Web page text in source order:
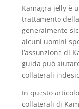
Kamagra jelly è
trattamento
generalmente
alcuni uomini
l’assunzione di
guida può
collaterali
In questo
collaterali di